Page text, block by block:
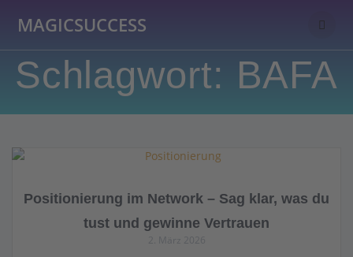
MAGICSUCCESS
Schlagwort: BAFA
Positionierung im Network – Sag klar, was du
tust und gewinne Vertrauen
2. März 2026